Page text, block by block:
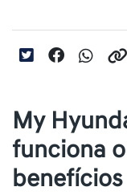
My
funciona
benefícios